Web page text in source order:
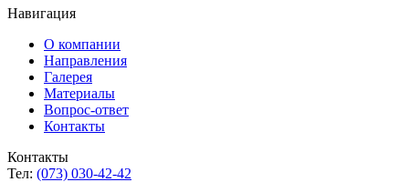
Навигация
О компании
Направления
Галерея
Материалы
Вопрос-ответ
Контакты
Контакты
Тел: (073) 030-42-42